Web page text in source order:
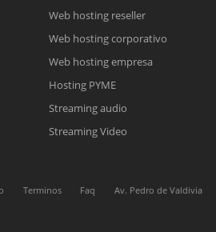
un correo electrónico con el enlace a
la reunión online.
y nos contactaremos a la brevedad.
Chat Online
fuera de línea. Complete el formulario
electrónico con sus datos personales.
Web hosting reseller
Web hosting corporativo
Web hosting empresa
Hosting PYME
Streaming audio
Streaming Video
Terminos Faq
Av. Pedro de Valdivia